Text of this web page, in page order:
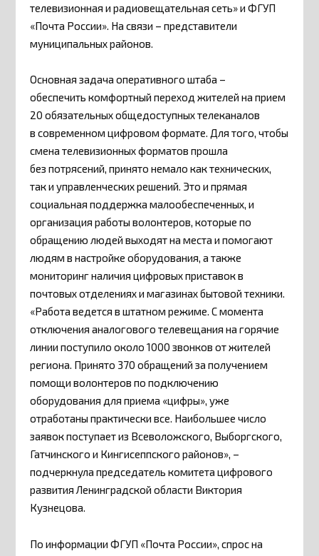
телевизионная и радиовещательная сеть» и ФГУП
«Почта России». На связи – представители
муниципальных районов.
Основная задача оперативного штаба –
обеспечить комфортный переход жителей на прием
20 обязательных общедоступных телеканалов
в современном цифровом формате. Для того, чтобы
смена телевизионных форматов прошла
без потрясений, принято немало как технических,
так и управленческих решений. Это и прямая
социальная поддержка малообеспеченных, и
организация работы волонтеров, которые по
обращению людей выходят на места и помогают
людям в настройке оборудования, а также
мониторинг наличия цифровых приставок в
почтовых отделениях и магазинах бытовой техники.
«Работа ведется в штатном режиме. С момента
отключения аналогового телевещания на горячие
линии поступило около 1000 звонков от жителей
региона. Принято 370 обращений за получением
помощи волонтеров по подключению
оборудования для приема «цифры», уже
отработаны практически все. Наибольшее число
заявок поступает из Всеволожского, Выборгского,
Гатчинского и Кингисеппского районов», –
подчеркнула председатель комитета цифрового
развития Ленинградской области Виктория
Кузнецова.
По информации ФГУП «Почта России», спрос на